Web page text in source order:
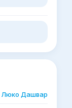
Люко Дашвар